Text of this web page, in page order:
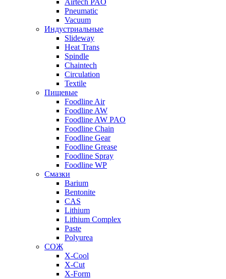
Airtech PAO
Pneumatic
Vacuum
Индустриальные
Slideway
Heat Trans
Spindle
Chaintech
Circulation
Textile
Пищевые
Foodline Air
Foodline AW
Foodline AW PAO
Foodline Chain
Foodline Gear
Foodline Grease
Foodline Spray
Foodline WP
Смазки
Barium
Bentonite
CAS
Lithium
Lithium Complex
Paste
Polyurea
СОЖ
X-Cool
X-Cut
X-Form